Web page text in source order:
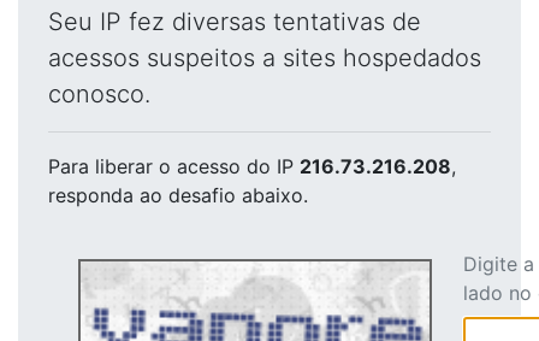
Seu IP fez diversas tentativas de
acessos suspeitos a sites hospedados
conosco.
Para liberar o acesso do IP 216.73.216.208,
responda ao desafio abaixo.
Digite
lado no